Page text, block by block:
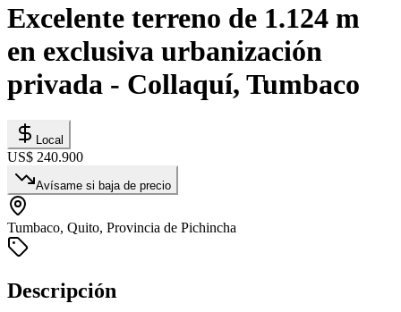
Excelente terreno de 1.124 m
en exclusiva urbanización
privada - Collaquí, Tumbaco
Local
US$ 240.900
Avísame si baja de precio
Tumbaco, Quito, Provincia de Pichincha
Descripción